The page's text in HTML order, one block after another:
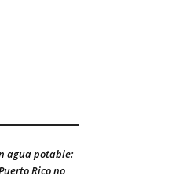
agua potable:
Rico no